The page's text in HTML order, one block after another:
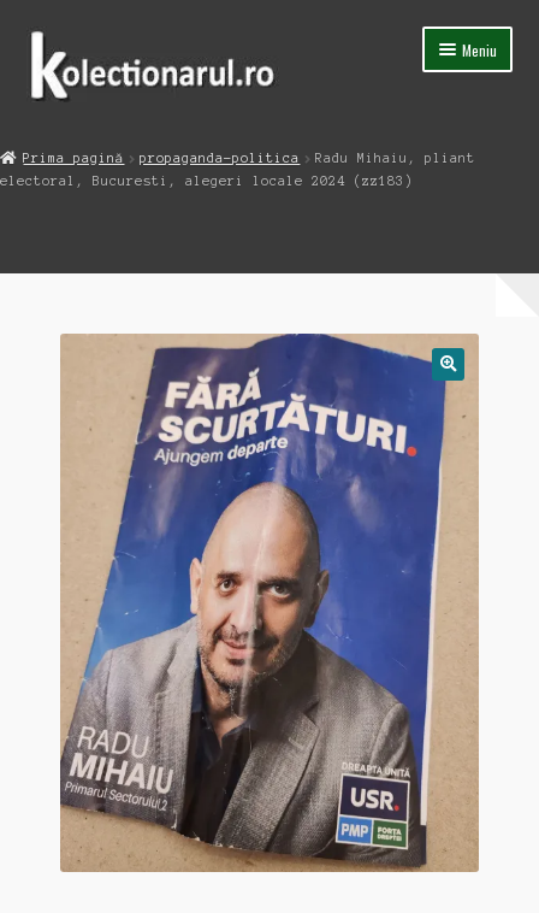
Sari
navigare
Sari
conținut
Meniu
Magazin
Prima pagină propaganda-politica
Radu Mihaiu, pliant
electoral, Bucuresti, alegeri locale 2024 (zz183)